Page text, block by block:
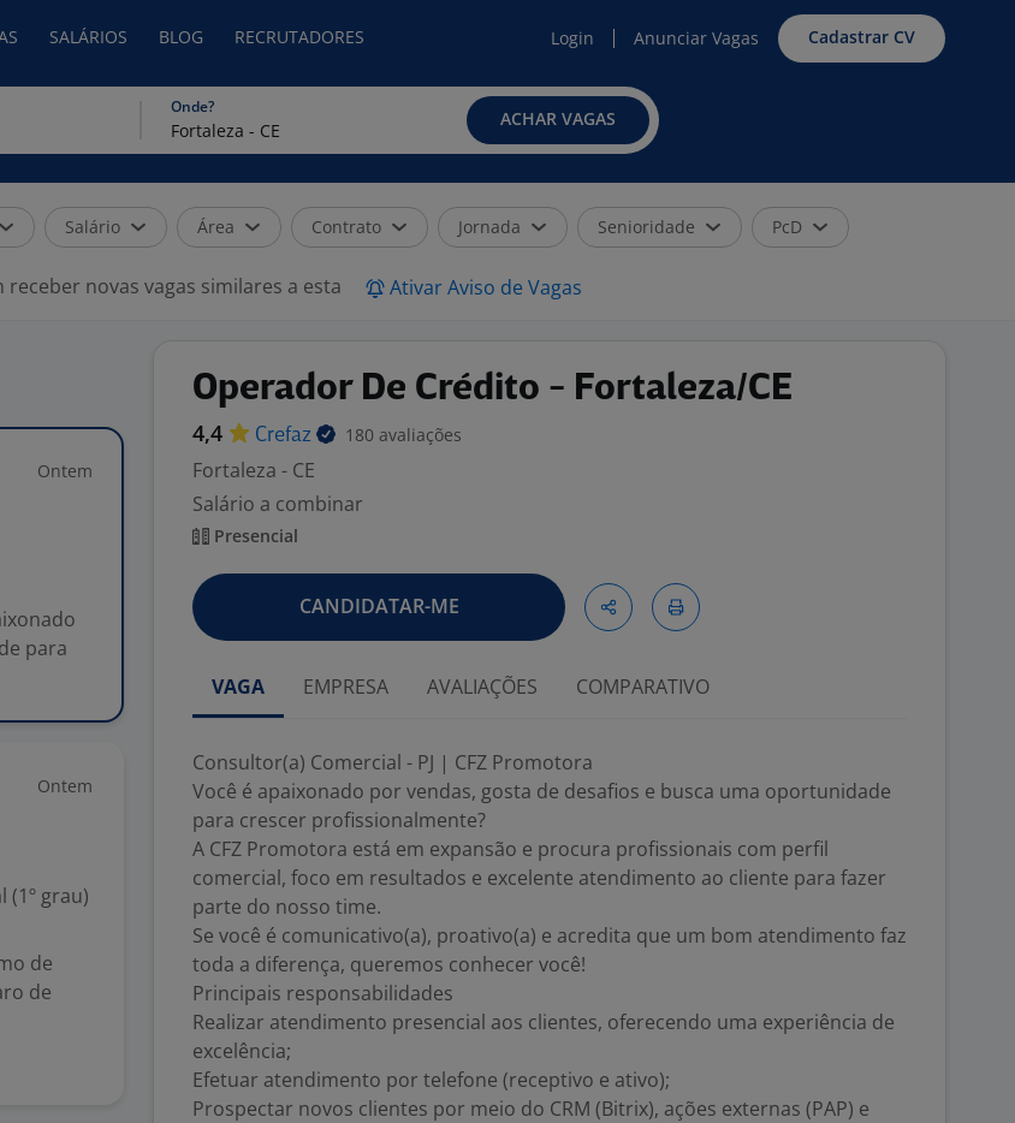
SALÁRIOS BLOG RECRUTADORES Login Anunciar Vagas Cadastrar CV
Onde?
ACHAR VAGAS
Salário Área Contrato Jornada Senioridade PcD
novas vagas similares a esta Ativar Aviso de Vagas
Ontem
para
Ontem
(1º grau)
de
de
Operador De Crédito - Fortaleza/CE
4,4 Crefaz 180 avaliações
Fortaleza - CE
Salário a combinar
Presencial
CANDIDATAR-ME
VAGA EMPRESA AVALIAÇÕES COMPARATIVO
Consultor(a) Comercial - PJ | CFZ Promotora
Você é apaixonado por vendas, gosta de desafios e busca uma oportunidade
para crescer profissionalmente?
A CFZ Promotora está em expansão e procura profissionais com perfil
comercial, foco em resultados e excelente atendimento ao cliente para fazer
parte do nosso time.
Se você é comunicativo(a), proativo(a) e acredita que um bom atendimento faz
toda a diferença, queremos conhecer você!
Principais responsabilidades
Realizar atendimento presencial aos clientes, oferecendo uma experiência de
excelência;
Efetuar atendimento por telefone (receptivo e ativo);
Prospectar novos clientes por meio do CRM (Bitrix), ações externas (PAP) e